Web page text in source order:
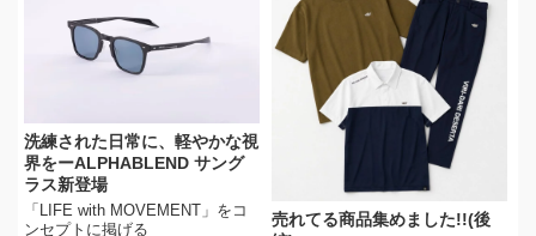
洗練された日常に、軽やかな視
界をーALPHABLEND サング
ラス新登場
「LIFE with MOVEMENT」をコ
ンセプトに掲げる
売れてる商品集めました!!(後